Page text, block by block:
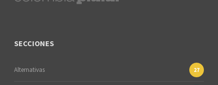
SECCIONES
Alternativas 27